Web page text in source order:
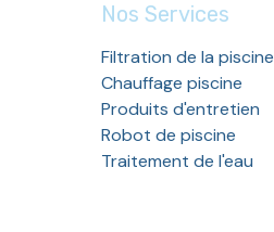
Nos Services
Filtration de la piscine
Chauffage piscine
Produits d'entretien
Robot de piscine
Traitement de l'eau